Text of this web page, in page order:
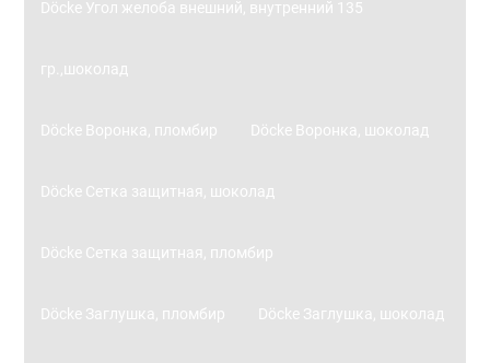
Döcke Угол желоба внешний, внутренний 135
гр.,шоколад
Döcke Воронка, пломбир Döcke Воронка, шоколад
Döcke Сетка защитная, шоколад
Döcke Сетка защитная, пломбир
Döcke Заглушка, пломбир Döcke Заглушка, шоколад